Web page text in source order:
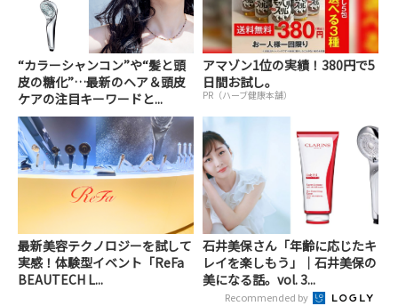
“カラーシャンコン”や“髪と頭
皮の糖化”…最新のヘア＆頭皮
ケアの注目キーワードと...
アマゾン1位の実績！380円で5
日間お試し。
PR（ハーブ健康本舗）
最新美容テクノロジーを試して
実感！体験型イベント「ReFa
BEAUTECH L...
石井美保さん「年齢に応じたキ
レイを楽しもう」｜石井美保の
美になる話。vol. 3...
Recommended by